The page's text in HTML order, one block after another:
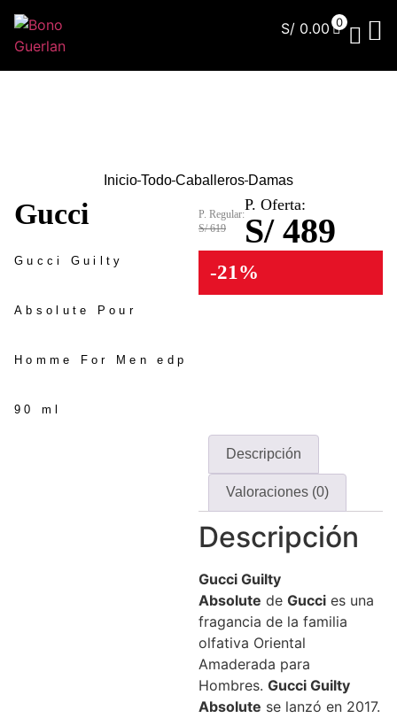
S/ 0.00 0
Inicio Todo Caballeros Damas
Gucci
Gucci Guilty
Absolute Pour
Homme For Men edp
90 ml
P. Regular:
S/ 619
P. Oferta:
S/ 489
-21%
Descripción
Valoraciones (0)
Descripción
Gucci Guilty
Absolute de Gucci es una
fragancia de la familia
olfativa Oriental
Amaderada para
Hombres. Gucci Guilty
Absolute se lanzó en 2017.